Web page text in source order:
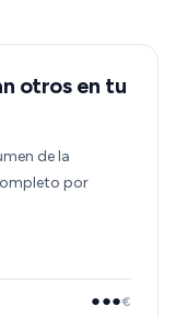
otros en tu
de la
por
●●●€